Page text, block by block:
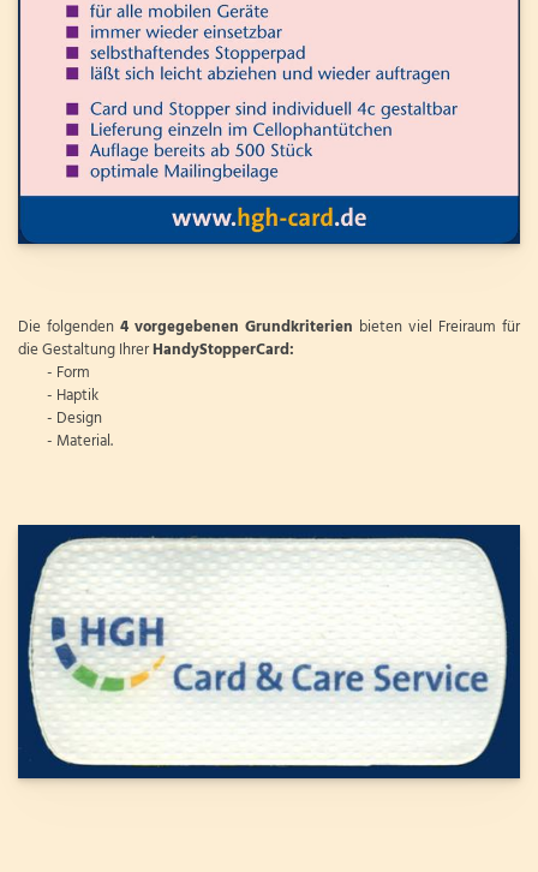
Die folgenden 4 vorgegebenen Grundkriterien bieten viel Freiraum für
die Gestaltung IhrerHandyStopperCard:
- Form
- Haptik
- Design
- Material.